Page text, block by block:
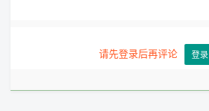
请先登录后再评论 登录